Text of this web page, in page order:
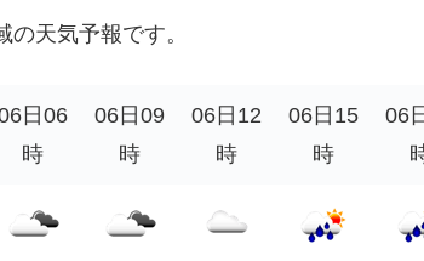
天気予報です。
日06
時
06日09
時
06日12
時
06日15
時
06